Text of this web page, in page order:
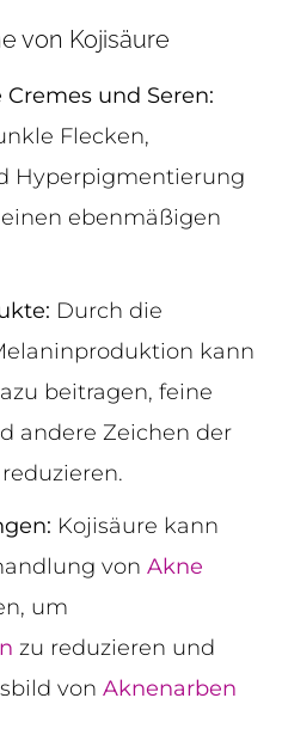
von Kojisäure
und Seren:
Flecken,
Hyperpigmentierung
ebenmäßigen
Durch die
kann
beitragen, feine
andere Zeichen der
Kojisäure kann
von Akne
um
zu reduzieren und
von Aknenarben